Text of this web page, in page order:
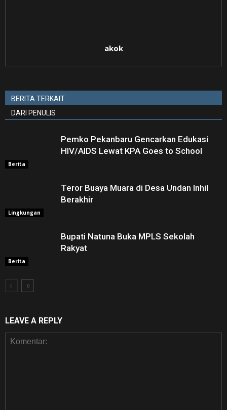
akok
BERITA TERKAIT
DARI PENULIS
Berita
Pemko Pekanbaru Gencarkan Edukasi
HIV/AIDS Lewat KPA Goes to School
Lingkungan
Teror Buaya Muara di Desa Undan Inhil
Berakhir
Berita
Bupati Natuna Buka MPLS Sekolah
Rakyat
LEAVE A REPLY